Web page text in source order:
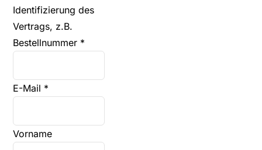
Identifizierung des
Vertrags, z.B.
Bestellnummer *
E-Mail *
E-
Vorname